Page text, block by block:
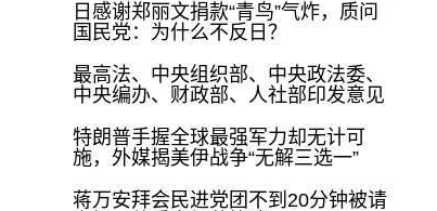
日感谢郑丽文捐款“青鸟”气炸，质问
国民党：为什么不反日？
最高法、中央组织部、中央政法委、
中央编办、财政部、人社部印发意见
特朗普手握全球最强军力却无计可
施，外媒揭美伊战争“无解三选一”
蒋万安拜会民进党团不到20分钟被请